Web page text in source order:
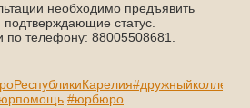
необходимо предъявить
статус.
по телефону: 88005508681.
#юрбюро